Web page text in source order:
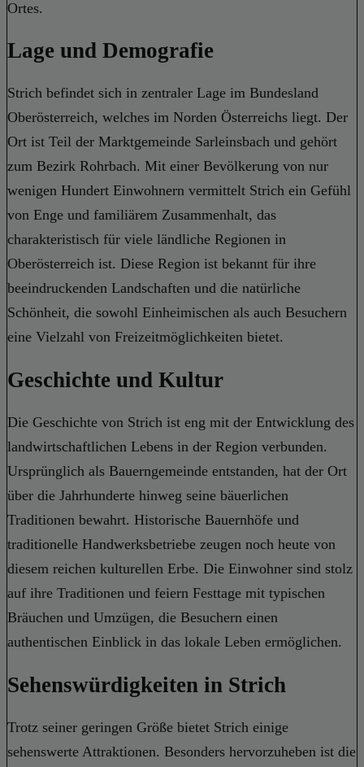
Ortes.
Lage und Demografie
Strich befindet sich in zentraler Lage im Bundesland
Oberösterreich, welches im Norden Österreichs liegt. Der
Ort ist Teil der Marktgemeinde Sarleinsbach und gehört
zum Bezirk Rohrbach. Mit einer Bevölkerung von nur
wenigen Hundert Einwohnern vermittelt Strich ein Gefühl
von Enge und familiärem Zusammenhalt, das
charakteristisch für viele ländliche Regionen in
Oberösterreich ist. Diese Region ist bekannt für ihre
beeindruckenden Landschaften und die natürliche
Schönheit, die sowohl Einheimischen als auch Besuchern
eine Vielzahl von Freizeitmöglichkeiten bietet.
Geschichte und Kultur
Die Geschichte von Strich ist eng mit der Entwicklung des
landwirtschaftlichen Lebens in der Region verbunden.
Ursprünglich als Bauerngemeinde entstanden, hat der Ort
über die Jahrhunderte hinweg seine bäuerlichen
Traditionen bewahrt. Historische Bauernhöfe und
traditionelle Handwerksbetriebe zeugen noch heute von
diesem reichen kulturellen Erbe. Die Einwohner sind stolz
auf ihre Traditionen und feiern Festtage mit typischen
Bräuchen und Umzügen, die Besuchern einen
authentischen Einblick in das lokale Leben ermöglichen.
Sehenswürdigkeiten in Strich
Trotz seiner geringen Größe bietet Strich einige
sehenswerte Attraktionen. Besonders hervorzuheben ist die